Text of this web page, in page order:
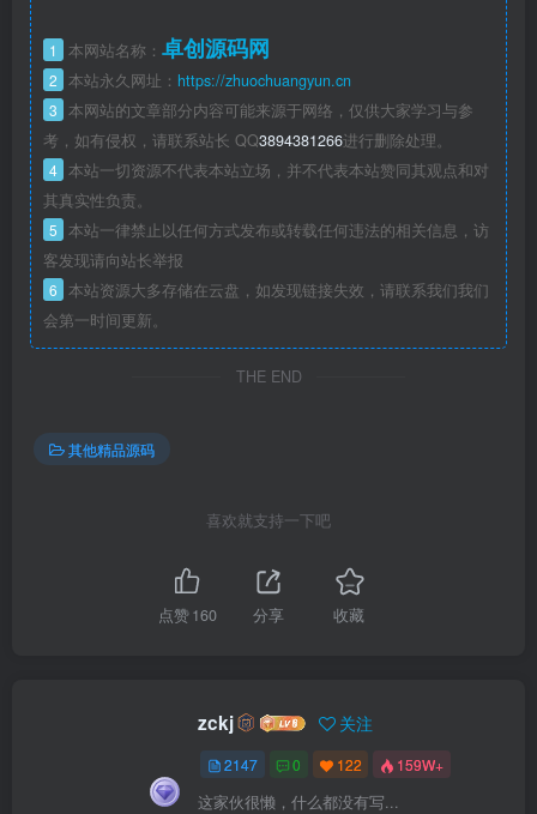
1 本网站名称： 卓创源码网
2 本站永久网址： https://zhuochuangyun.cn
3 本网站的文章部分内容可能来源于网络，仅供大家学习与参
考，如有侵权，请联系站长 QQ3894381266进行删除处理。
4 本站一切资源不代表本站立场，并不代表本站赞同其观点和对
其真实性负责。
5 本站一律禁止以任何方式发布或转载任何违法的相关信息，访
客发现请向站长举报
6 本站资源大多存储在云盘，如发现链接失效，请联系我们我们
会第一时间更新。
THE END
其他精品源码
喜欢就支持一下吧
点赞160 分享 收藏
zckj 关注
2147 0 122 159W+
这家伙很懒，什么都没有写...